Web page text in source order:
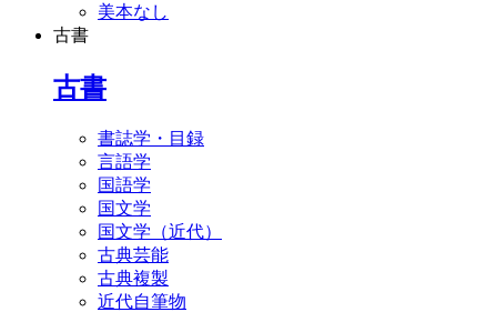
美本なし
古書
古書
書誌学・目録
言語学
国語学
国文学
国文学（近代）
古典芸能
古典複製
近代自筆物